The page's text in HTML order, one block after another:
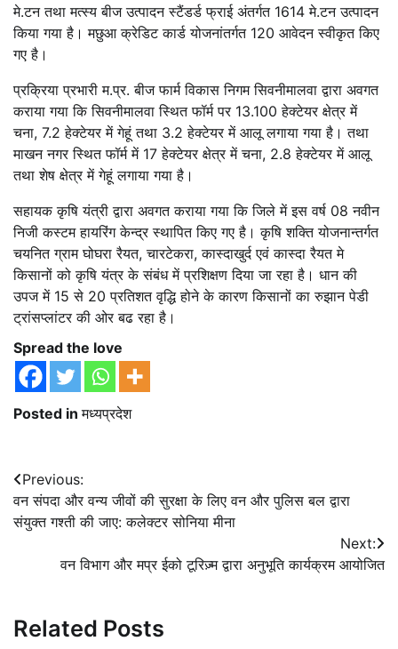
मे.टन तथा मत्स्य बीज उत्पादन स्टैंडर्ड फ्राई अंतर्गत 1614 मे.टन उत्पादन
किया गया है। मछुआ क्रेडिट कार्ड योजनांतर्गत 120 आवेदन स्वीकृत किए
गए है।
प्रक्रिया प्रभारी म.प्र. बीज फार्म विकास निगम सिवनीमालवा द्वारा अवगत
कराया गया कि सिवनीमालवा स्थित फॉर्म पर 13.100 हेक्टेयर क्षेत्र में
चना, 7.2 हेक्टेयर में गेहूं तथा 3.2 हेक्टेयर में आलू लगाया गया है। तथा
माखन नगर स्थित फॉर्म में 17 हेक्टेयर क्षेत्र में चना, 2.8 हेक्टेयर में आलू
तथा शेष क्षेत्र में गेहूं लगाया गया है।
सहायक कृषि यंत्री द्वारा अवगत कराया गया कि जिले में इस वर्ष 08 नवीन
निजी कस्टम हायरिंग केन्द्र स्थापित किए गए है। कृषि शक्ति योजनान्तर्गत
चयनित ग्राम घोघरा रैयत, चारटेकरा, कास्दाखुर्द एवं कास्दा रैयत मे
किसानों को कृषि यंत्र के संबंध में प्रशिक्षण दिया जा रहा है। धान की
उपज में 15 से 20 प्रतिशत वृद्धि होने के कारण किसानों का रुझान पेडी
ट्रांसप्लांटर की ओर बढ रहा है।
Spread the love
Posted inमध्यप्रदेश
Post
navigation
Previous:
वन संपदा और वन्य जीवों की सुरक्षा के लिए वन और पुलिस बल द्वारा
संयुक्त गश्ती की जाए: कलेक्टर सोनिया मीना
Next:
वन विभाग और मप्र ईको टूरिज़्म द्वारा अनुभूति कार्यक्रम आयोजित
Related Posts